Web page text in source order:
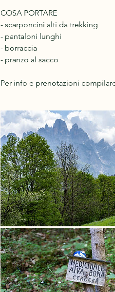
COSA PORTARE
- scarponcini alti da trekking
- pantaloni lunghi
- borraccia
- pranzo al sacco
Per info e prenotazioni